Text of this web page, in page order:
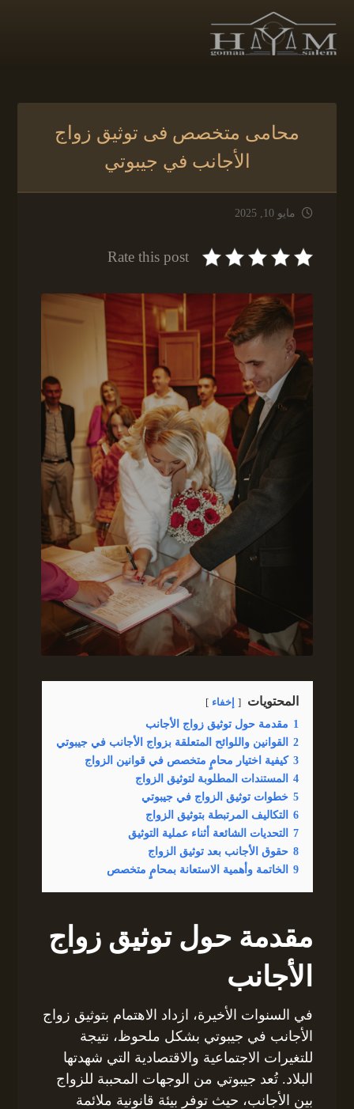
محامى متخصص فى توثيق زواج
الأجانب في جيبوتي
مايو 10, 2025
Rate this post
المحتويات إخفاء
1 مقدمة حول توثيق زواج الأجانب
2 القوانين واللوائح المتعلقة بزواج الأجانب في جيبوتي
3 كيفية اختيار محامٍ متخصص في قوانين الزواج
4 المستندات المطلوبة لتوثيق الزواج
5 خطوات توثيق الزواج في جيبوتي
6 التكاليف المرتبطة بتوثيق الزواج
7 التحديات الشائعة أثناء عملية التوثيق
8 حقوق الأجانب بعد توثيق الزواج
9 الخاتمة وأهمية الاستعانة بمحامٍ متخصص
مقدمة حول توثيق زواج
الأجانب
في السنوات الأخيرة، ازداد الاهتمام بتوثيق زواج
الأجانب في جيبوتي بشكل ملحوظ، نتيجة
للتغيرات الاجتماعية والاقتصادية التي شهدتها
البلاد. تُعد جيبوتي من الوجهات المحببة للزواج
بين الأجانب، حيث توفر بيئة قانونية ملائمة